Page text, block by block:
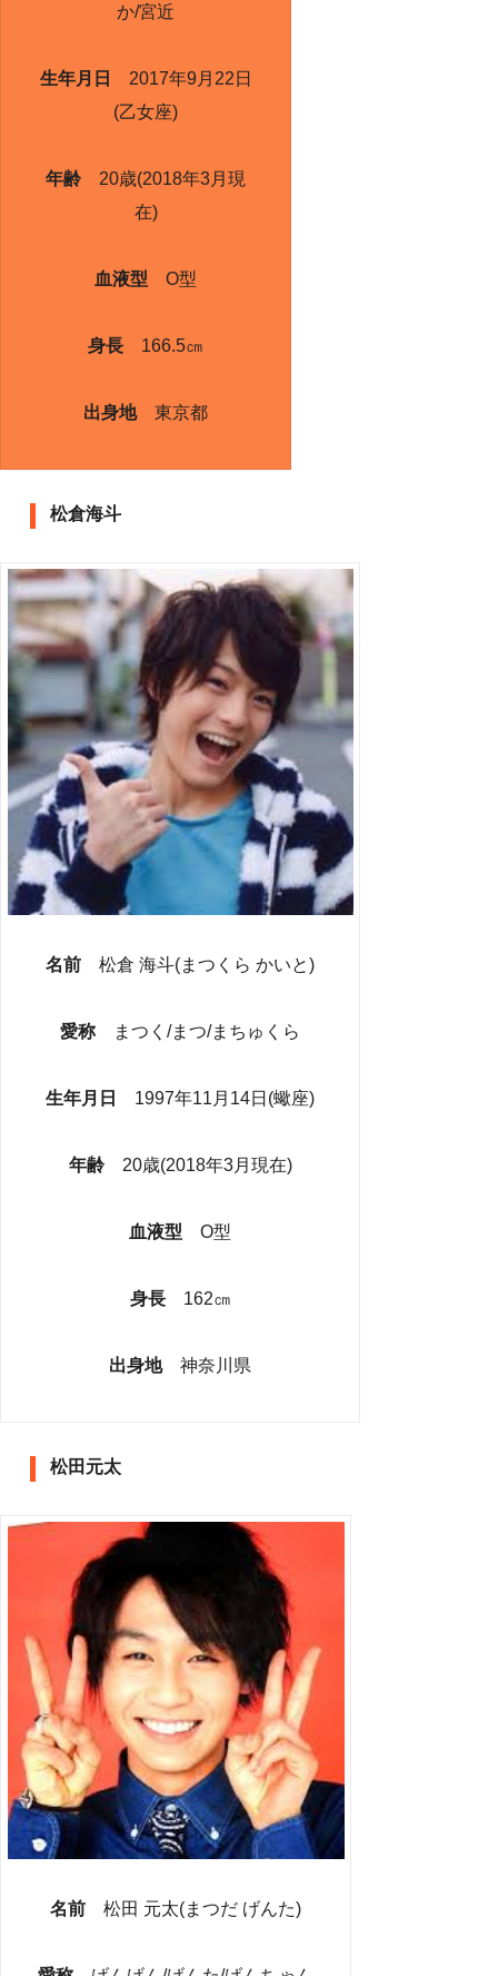
か/宮近
生年月日 2017年9月22日
(乙女座)
年齢 20歳(2018年3月現
在)
血液型 O型
身長 166.5㎝
出身地東京都
松倉海斗
名前 松倉 海斗(まつくら かいと)
愛称 まつく/まつ/まちゅくら
生年月日 1997年11月14日(蠍座)
年齢 20歳(2018年3月現在)
血液型 O型
身長 162㎝
出身地 神奈川県
松田元太
名前 松田 元太(まつだ げんた)